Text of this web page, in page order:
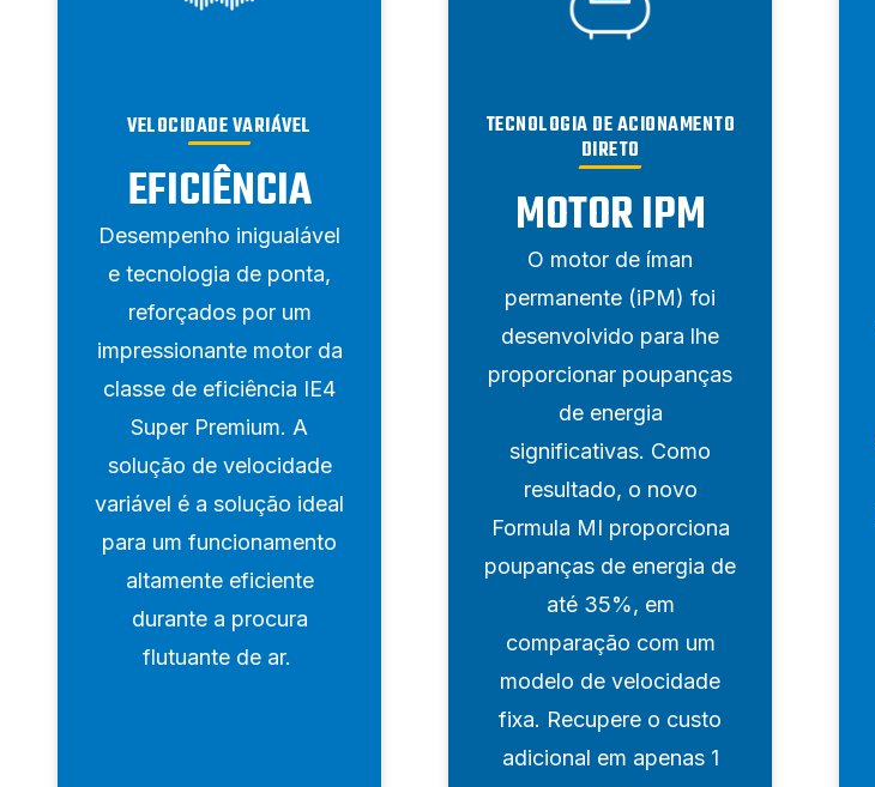
VELOCIDADE VARIÁVEL
EFICIÊNCIA
Desempenho inigualável
e tecnologia de ponta,
reforçados por um
impressionante motor da
classe de eficiência IE4
Super Premium. A
solução de velocidade
variável é a solução ideal
para um funcionamento
altamente eficiente
durante a procura
flutuante de ar.
TECNOLOGIA DE ACIONAMENTO
DIRETO
MOTOR IPM
O motor de íman
permanente (iPM) foi
desenvolvido para lhe
proporcionar poupanças
de energia
significativas. Como
resultado, o novo
Formula MI proporciona
poupanças de energia de
até 35%, em
comparação com um
modelo de velocidade
fixa. Recupere o custo
adicional em apenas 1